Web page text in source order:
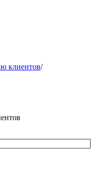
клиентов/